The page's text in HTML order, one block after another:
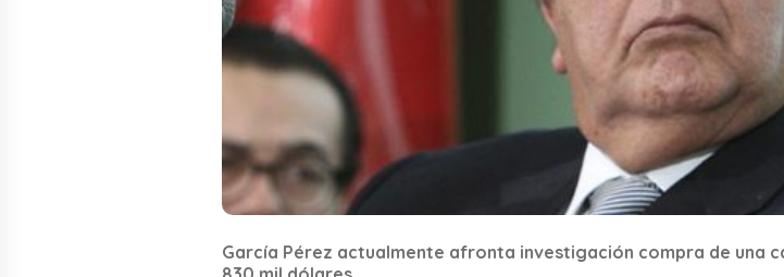
García Pérez actualmente afronta investigación compra de una